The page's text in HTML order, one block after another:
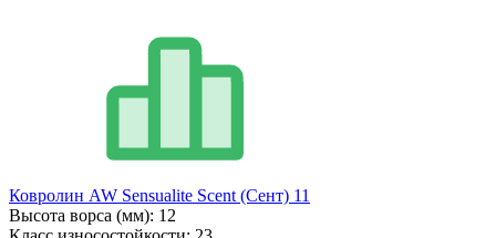
Ковролин AW Sensualite Scent (Сент) 11
Высота ворса (мм): 12